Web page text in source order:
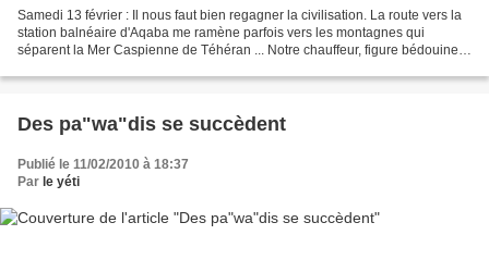
Samedi 13 février : Il nous faut bien regagner la civilisation. La route vers la
station balnéaire d'Aqaba me ramène parfois vers les montagnes qui
séparent la Mer Caspienne de Téhéran ... Notre chauffeur, figure bédouine,
Des pa"wa"dis se succèdent
Publié le 11/02/2010 à 18:37
Par le yéti